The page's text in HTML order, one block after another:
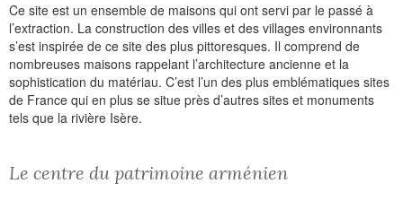
Ce site est un ensemble de maisons qui ont servi par le passé à
l’extraction. La construction des villes et des villages environnants
s’est inspirée de ce site des plus pittoresques. Il comprend de
nombreuses maisons rappelant l’architecture ancienne et la
sophistication du matériau. C’est l’un des plus emblématiques sites
de France qui en plus se situe près d’autres sites et monuments
tels que la rivière Isère.
Le centre du patrimoine arménien